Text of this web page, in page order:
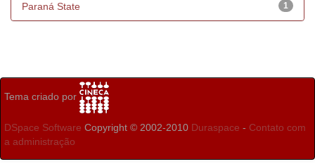
1
Paraná State
Tema criado por
DSpace Software Copyright © 2002-2010 Duraspace - Contato com
a administração